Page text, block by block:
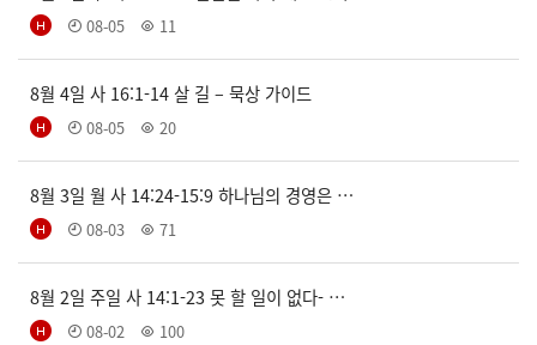
08-05 11
8월 4일 사 16:1-14 살 길 – 묵상 가이드
08-05 20
8월 3일 월 사 14:24-15:9 하나님의 경영은 …
08-03 71
8월 2일 주일 사 14:1-23 못 할 일이 없다- …
08-02 100